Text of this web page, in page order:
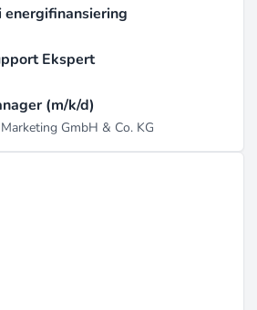
energifinansiering
Ekspert
(m/k/d)
GmbH & Co. KG